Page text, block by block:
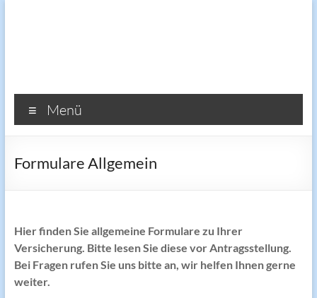
Reisemobilversicherung.de
Menü
Formulare Allgemein
Hier finden Sie allgemeine Formulare zu Ihrer
Versicherung. Bitte lesen Sie diese vor Antragsstellung.
Bei Fragen rufen Sie uns bitte an, wir helfen Ihnen gerne
weiter.